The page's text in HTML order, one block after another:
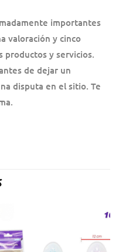
importantes
valoración y cinco
productos y servicios.
de dejar un
disputa en el sitio. Te